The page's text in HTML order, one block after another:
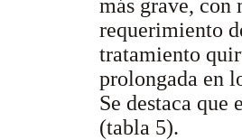
más grave,
requerimiento
tratamiento
prolongada en
Se destaca
(tabla 5).